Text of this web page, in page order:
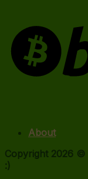
About
Copyright 2026 ©
:)